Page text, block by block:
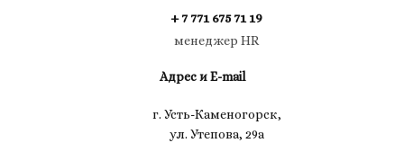
+ 7 771 675 71 19
менеджер HR
Адрес и E-mail
г. Усть-Каменогорск,
ул. Утепова, 29а